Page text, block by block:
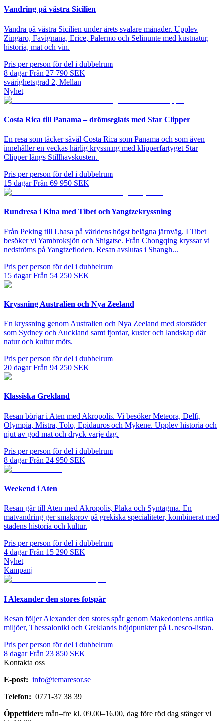
Vandring på västra Sicilien
Vandra på västra Sicilien under årets svalare månader. Upplev
Zingaro, Favignana, Erice, Palermo och Selinunte med kustnatur,
historia, mat och vin.
Pris per person för del i dubbelrum
8 dagar Från 27 790 SEK
svårighetsgrad 2, Mellan
Nyhet
Costa Rica till Panama – drömseglats med Star Clipper
En resa som täcker såväl Costa Rica som Panama och som även
innehåller en veckas härlig kryssning med klipperfartyget Star
Clipper längs Stillhavskusten.
Pris per person för del i dubbelrum
15 dagar Från 69 950 SEK
Rundresa i Kina med Tibet och Yangtzekryssning
Från Peking till Lhasa på världens högst belägna järnväg. I Tibet
besöker vi Yambroksjön och Shigatse. Från Chongqing kryssar vi
nedströms på Yangtzefloden. Resan avslutas i Shangh...
Pris per person för del i dubbelrum
15 dagar Från 54 250 SEK
Kryssning Australien och Nya Zeeland
En kryssning genom Australien och Nya Zeeland med storstäder
som Sydney och Auckland samt fjordar, kuster och landskap där
natur och kultur möts.
Pris per person för del i dubbelrum
20 dagar Från 94 250 SEK
Klassiska Grekland
Resan börjar i Aten med Akropolis. Vi besöker Meteora, Delfi,
Olympia, Mistra, Tolo, Epidauros och Mykene. Upplev historia och
njut av god mat och dryck varje dag.
Pris per person för del i dubbelrum
8 dagar Från 24 950 SEK
Weekend i Aten
Resan går till Aten med Akropolis, Plaka och Syntagma. En
matvandring ger smakprov på grekiska specialiteter, kombinerat med
stadens historia och kultur.
Pris per person för del i dubbelrum
4 dagar Från 15 290 SEK
Nyhet
Kampanj
I Alexander den stores fotspår
Resan följer Alexander den stores spår genom Makedoniens antika
miljöer, Thessaloniki och Greklands höjdpunkter på Unesco-listan.
Pris per person för del i dubbelrum
8 dagar Från 23 850 SEK
Kontakta oss
E-post: info@temaresor.se
Telefon: 0771-37 38 39
Öppettider: mån–fre kl. 09.00–16.00, dag före röd dag stänger vi